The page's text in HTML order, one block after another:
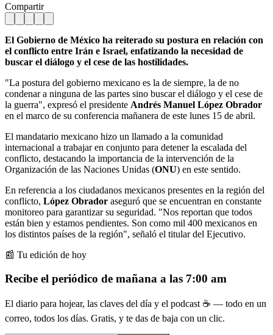
Compartir
El Gobierno de México ha reiterado su postura en relación con
el conflicto entre Irán e Israel, enfatizando la necesidad de
buscar el diálogo y el cese de las hostilidades.
"La postura del gobierno mexicano es la de siempre, la de no
condenar a ninguna de las partes sino buscar el diálogo y el cese de
la guerra", expresó el presidente Andrés Manuel López Obrador
en el marco de su conferencia mañanera de este lunes 15 de abril.
El mandatario mexicano hizo un llamado a la comunidad
internacional a trabajar en conjunto para detener la escalada del
conflicto, destacando la importancia de la intervención de la
Organización de las Naciones Unidas (ONU) en este sentido.
En referencia a los ciudadanos mexicanos presentes en la región del
conflicto, López Obrador aseguró que se encuentran en constante
monitoreo para garantizar su seguridad. "Nos reportan que todos
están bien y estamos pendientes. Son como mil 400 mexicanos en
los distintos países de la región", señaló el titular del Ejecutivo.
📰 Tu edición de hoy
Recibe el periódico de mañana a las 7:00 am
El diario para hojear, las claves del día y el podcast ☕ — todo en un
correo, todos los días. Gratis, y te das de baja con un clic.